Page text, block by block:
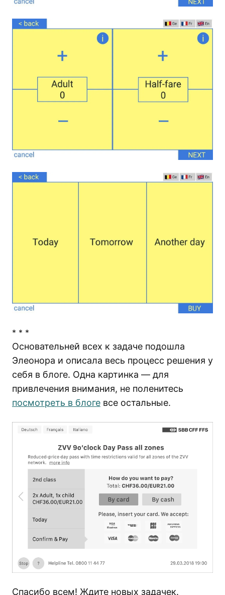
* * *
Основательней всех к задаче подошла
Элеонора и описала весь процесс решения у
себя в блоге. Одна картинка — для
привлечения внимания, не поленитесь
посмотреть в блоге все остальные.
Спасибо всем! Ждите новых задачек.